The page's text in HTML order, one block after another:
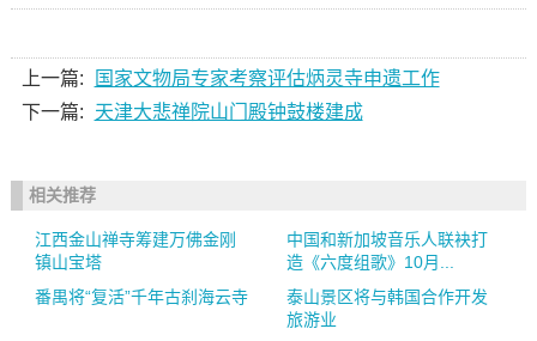
上一篇:
国家文物局专家考察评估炳灵寺申遗工作
下一篇:
天津大悲禅院山门殿钟鼓楼建成
相关推荐
江西金山禅寺筹建万佛金刚
镇山宝塔
中国和新加坡音乐人联袂打
造《六度组歌》10月...
番禺将“复活”千年古刹海云寺
泰山景区将与韩国合作开发
旅游业